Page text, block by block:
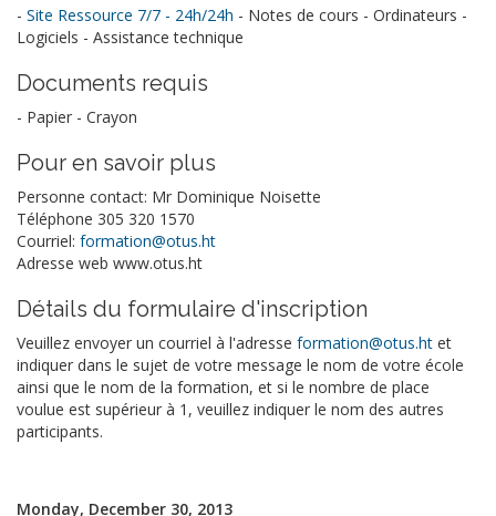
- Site Ressource 7/7 - 24h/24h - Notes de cours - Ordinateurs -
Logiciels - Assistance technique
Documents requis
- Papier - Crayon
Pour en savoir plus
Personne contact: Mr Dominique Noisette
Téléphone 305 320 1570
Courriel: formation@otus.ht
Adresse web www.otus.ht
Détails du formulaire d'inscription
Veuillez envoyer un courriel à l'adresse formation@otus.ht et
indiquer dans le sujet de votre message le nom de votre école
ainsi que le nom de la formation, et si le nombre de place
voulue est supérieur à 1, veuillez indiquer le nom des autres
participants.
Monday, December 30, 2013